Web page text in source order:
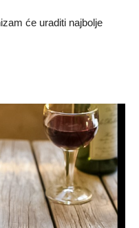
će uraditi najbolje